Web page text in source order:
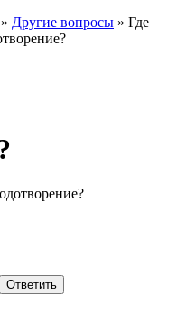
» Другие вопросы » Где
Ответить